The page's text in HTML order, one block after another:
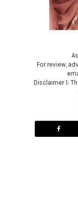
For review,
Disclaimer 1: